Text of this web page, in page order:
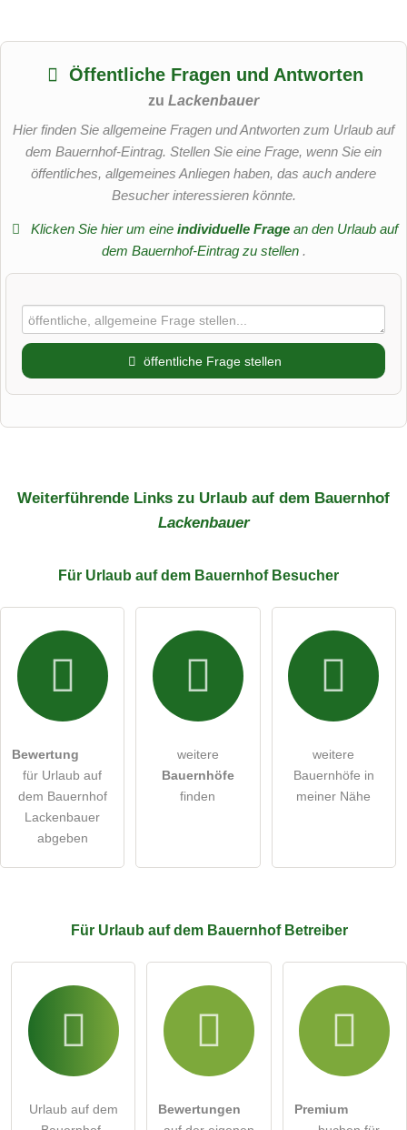
Öffentliche Fragen und Antworten
zu Lackenbauer
Hier finden Sie allgemeine Fragen und Antworten zum Urlaub auf
dem Bauernhof-Eintrag. Stellen Sie eine Frage, wenn Sie ein
öffentliches, allgemeines Anliegen haben, das auch andere
Besucher interessieren könnte.
Klicken Sie hier um eine individuelle Fragean den Urlaub auf
dem Bauernhof-Eintrag zu stellen .
öffentliche Frage stellen
Hiermit akzeptiere ich die .
Die Datenschutzerklärunghabe ich zur Kenntnis genommen.
öffentliche Frage stellen
Hinweis:Bitte beachten Sie, öffentliche Fragen sindfür alle
Besucher sichtbar
Weiterführende Links zu Urlaub auf dem Bauernhof
Lackenbauer
Für Urlaub auf dem Bauernhof Besucher
Bewertung
für Urlaub auf
dem Bauernhof
Lackenbauer
abgeben
weitere
Bauernhöfe
finden
weitere
Bauernhöfe in
meiner Nähe
Für Urlaub auf dem Bauernhof Betreiber
Urlaub auf dem
Bewertungen
Premium